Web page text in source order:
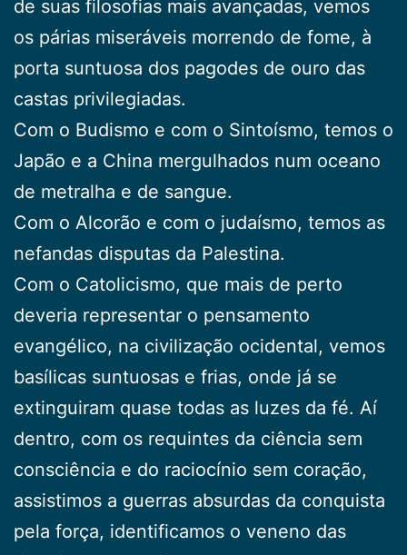
de suas filosofias mais avançadas, vemos
os párias miseráveis morrendo de fome, à
porta suntuosa dos pagodes de ouro das
castas privilegiadas.
Com o Budismo e com o Sintoísmo, temos o
Japão e a China mergulhados num oceano
de metralha e de sangue.
Com o Alcorão e com o judaísmo, temos as
nefandas disputas da Palestina.
Com o Catolicismo, que mais de perto
deveria representar o pensamento
evangélico, na civilização ocidental, vemos
basílicas suntuosas e frias, onde já se
extinguiram quase todas as luzes da fé. Aí
dentro, com os requintes da ciência sem
consciência e do raciocínio sem coração,
assistimos a guerras absurdas da conquista
pela força, identificamos o veneno das